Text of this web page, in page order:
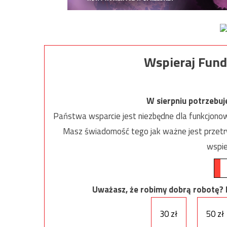
Wspieraj
W sierpniu
Państwa wsparcie jest niezbędne dla
Masz świadomość tego jak ważne jest
Uważasz, że robimy dobrą
30 zł
50 zł